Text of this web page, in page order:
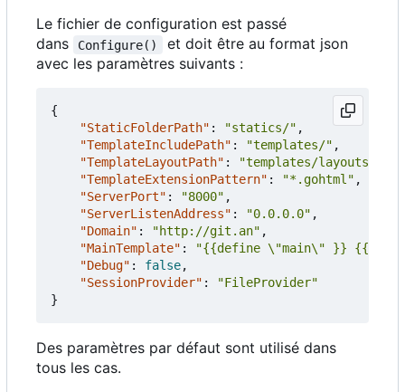
Le fichier de configuration est passé
dans
Configure()
et doit être au format json
avec les paramètres suivants :
{
"StaticFolderPath" : "statics/" ,
"TemplateIncludePath" : "templates/" ,
"TemplateLayoutPath" : "templates/layouts/"
"TemplateExtensionPattern" : "*.gohtml" ,
"ServerPort" : "8000" ,
"ServerListenAddress" : "0.0.0.0" ,
"Domain" : "http://git.an" ,
"MainTemplate" :
"{{define \"main\" }} {{
"Debug" : false,
"SessionProvider" :
"FileProvider"
}
Des paramètres par défaut sont utilisé dans
tous les cas.